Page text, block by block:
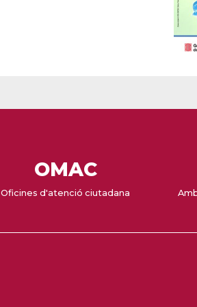
OMAC
Oficines d'atenció ciutadana